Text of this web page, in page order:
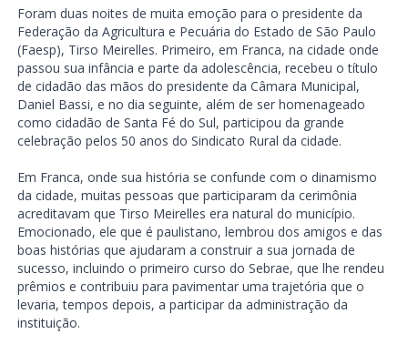
Foram duas noites de muita emoção para o presidente da
Federação da Agricultura e Pecuária do Estado de São Paulo
(Faesp), Tirso Meirelles. Primeiro, em Franca, na cidade onde
passou sua infância e parte da adolescência, recebeu o título
de cidadão das mãos do presidente da Câmara Municipal,
Daniel Bassi, e no dia seguinte, além de ser homenageado
como cidadão de Santa Fé do Sul, participou da grande
celebração pelos 50 anos do Sindicato Rural da cidade.
Em Franca, onde sua história se confunde com o dinamismo
da cidade, muitas pessoas que participaram da cerimônia
acreditavam que Tirso Meirelles era natural do município.
Emocionado, ele que é paulistano, lembrou dos amigos e das
boas histórias que ajudaram a construir a sua jornada de
sucesso, incluindo o primeiro curso do Sebrae, que lhe rendeu
prêmios e contribuiu para pavimentar uma trajetória que o
levaria, tempos depois, a participar da administração da
instituição.